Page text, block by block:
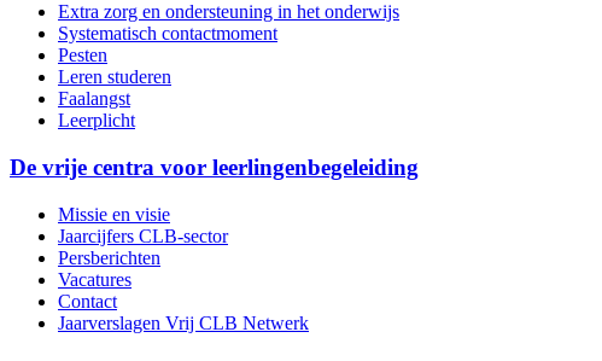
Extra zorg en ondersteuning in het onderwijs
Systematisch contactmoment
Pesten
Leren studeren
Faalangst
Leerplicht
De vrije centra voor leerlingenbegeleiding
Missie en visie
Jaarcijfers CLB-sector
Persberichten
Vacatures
Contact
Jaarverslagen Vrij CLB Netwerk